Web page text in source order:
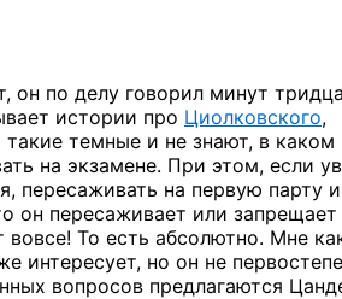
он по делу говорил минут
истории про Циолковского,
темные и не знают, в каком
на экзамене. При этом, если
пересаживать на первую парту
он пересаживает или запрещает
вовсе! То есть абсолютно. Мне
интересует, но он не
вопросов предлагаются